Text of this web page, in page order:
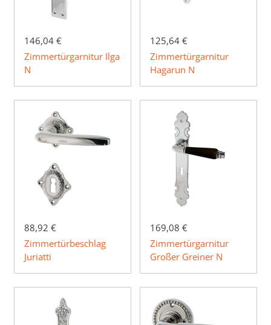
146,04 €
Zimmertürgarnitur Ilga
N
125,64 €
Zimmertürgarnitur
Hagarun N
88,92 €
Zimmertürbeschlag
Juriatti
169,08 €
Zimmertürgarnitur
Großer Greiner N